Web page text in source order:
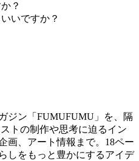
？
いですか？
ジン「FUMUFUMU」を、隔
トの制作や思考に迫るイン
画、アート情報まで。18ペー
しをもっと豊かにするアイデ